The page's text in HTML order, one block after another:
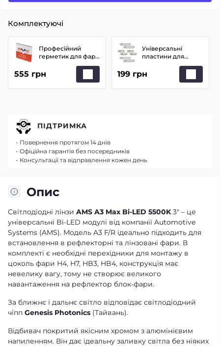
Комплектуючі
Професійний
герметик для фар
(чорний)
555 грн
Універсальні
пластини для
199 грн
Опис
Світлодіодні лінзи AMS A3 Max Bi-LED 5500K 3" – це
універсальні Bi-LED модулі від компанії Automotive
Systems (AMS). Модель A3 F/R ідеально підходить для
встановлення в рефлекторні та лінзовані фари. В
комплекті є необхідні перехідники для монтажу в
цоколь фари H4, H7, HB3, HB4, конструкція має
невелику вагу, тому не створює великого
навантаження на рефлектор блок-фари.
За ближнє і дальнє світло відповідає світлодіодний
чіпп Genesis Photonics (Тайвань).
Відбивач покритий якісним хромом з алюмінієвим
напиленням. Він дає ідеальну заливку світла без ніяких
ПІДТРИМКА
- Повернення протягом 14 днів
- Офіційна гарантія без посередників
- Консультації та відправлення кожен день